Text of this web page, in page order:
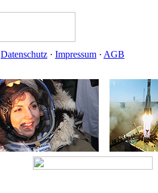
Datenschutz · Impressum · AGB